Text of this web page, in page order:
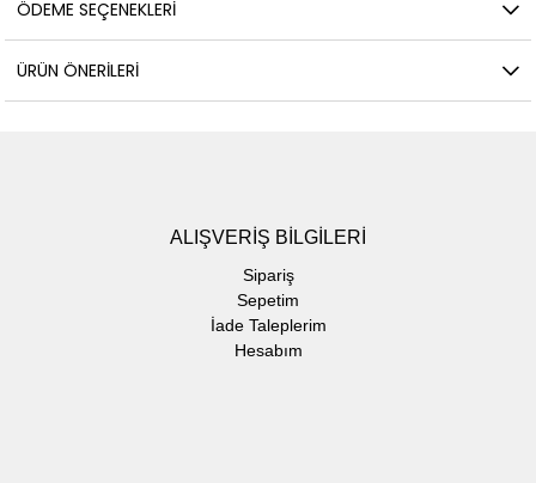
ÖDEME SEÇENEKLERI
ÜRÜN ÖNERILERI
ALIŞVERİŞ BİLGİLERİ
Sipariş
Sepetim
İade Taleplerim
Hesabım